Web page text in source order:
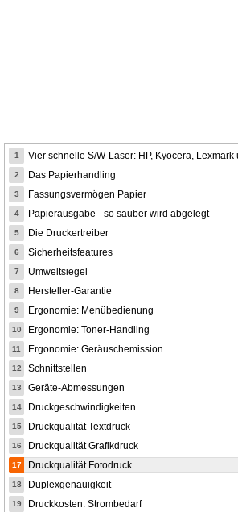
1 Vier schnelle S/W-Laser: HP, Kyocera, Lexmark
2 Das Papierhandling
3 Fassungsvermögen Papier
4 Papierausgabe - so sauber wird abgelegt
5 Die Druckertreiber
6 Sicherheitsfeatures
7 Umweltsiegel
8 Hersteller-Garantie
9 Ergonomie: Menübedienung
10 Ergonomie: Toner-Handling
11 Ergonomie: Geräuschemission
12 Schnittstellen
13 Geräte-Abmessungen
14 Druckgeschwindigkeiten
15 Druckqualität Textdruck
16 Druckqualität Grafikdruck
17 Druckqualität Fotodruck
18 Duplexgenauigkeit
19 Druckkosten: Strombedarf